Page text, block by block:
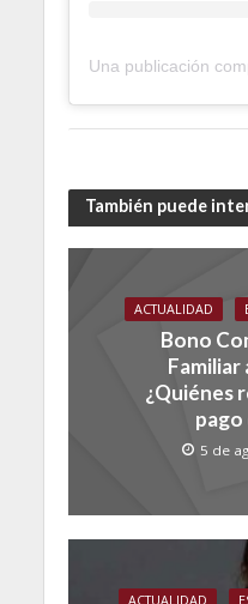
También puede
ACTUALIDAD
Bono
¿Quiénes
pago
5 de
ACTUALIDAD